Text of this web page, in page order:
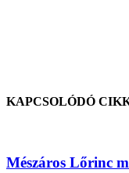
KAPCSOLÓDÓ
Mészáros Lőrinc